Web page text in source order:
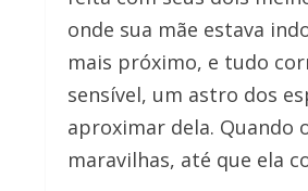
onde sua mãe estava
mais próximo, e tudo
sensível, um astro dos
aproximar dela. Quando
maravilhas, até que ela